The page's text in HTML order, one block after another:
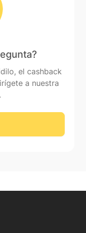
el cashback
a nuestra